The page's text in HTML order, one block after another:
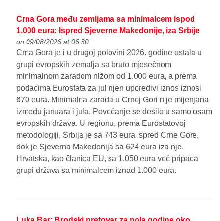
Crna Gora među zemljama sa minimalcem ispod
1.000 eura: Ispred Sjeverne Makedonije, iza Srbije
on 09/08/2026 at 06:30
Crna Gora je i u drugoj polovini 2026. godine ostala u
grupi evropskih zemalja sa bruto mjesečnom
minimalnom zaradom nižom od 1.000 eura, a prema
podacima Eurostata za jul njen uporedivi iznos iznosi
670 eura. Minimalna zarada u Crnoj Gori nije mijenjana
između januara i jula. Povećanje se desilo u samo osam
evropskih država. U regionu, prema Eurostatovoj
metodologiji, Srbija je sa 743 eura ispred Crne Gore,
dok je Sjeverna Makedonija sa 624 eura iza nje.
Hrvatska, kao članica EU, sa 1.050 eura već pripada
grupi država sa minimalcem iznad 1.000 eura.